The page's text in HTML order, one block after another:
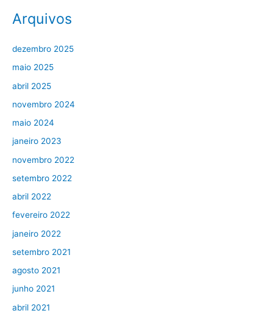
Arquivos
dezembro 2025
maio 2025
abril 2025
novembro 2024
maio 2024
janeiro 2023
novembro 2022
setembro 2022
abril 2022
fevereiro 2022
janeiro 2022
setembro 2021
agosto 2021
junho 2021
abril 2021